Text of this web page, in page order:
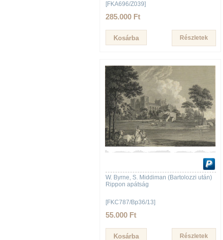
[FKA696/Z039]
285.000 Ft
Részletek
W. Byrne, S. Middiman (Bartolozzi után)
Rippon apátság
[FKC787/Bp36/13]
55.000 Ft
Részletek